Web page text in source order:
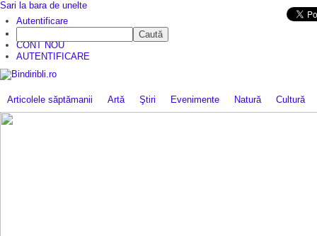
CONT NOU
AUTENTIFICARE
Articolele săptămanii Artă Ştiri Evenimente Natură Cultură
Sari la bara de unelte
Autentificare
Caută